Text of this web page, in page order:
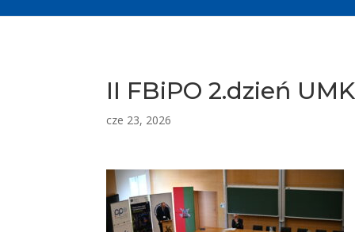
II FBiPO 2.dzień UMK
cze 23, 2026